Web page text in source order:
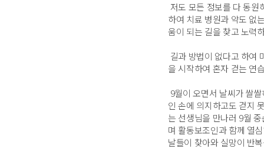
저도 모든 정보를 다 동원
하여 치료 병원과 약도 없
움이 되는 길을 찾고 노력
길과 방법이 없다고 하여
을 시작하여 혼자 걷는 연
9월이 오면서 날씨가 쌀
인 손에 의지하고도 걷지
는 선생님을 만나러 9월
며 활동보조인과 함께 열
날들이 찾아와 실망이 반